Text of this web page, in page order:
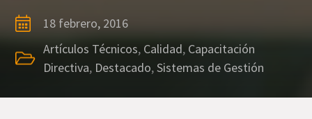
18 febrero, 2016
Artículos Técnicos, Calidad, Capacitación
Directiva, Destacado,Sistemas de Gestión